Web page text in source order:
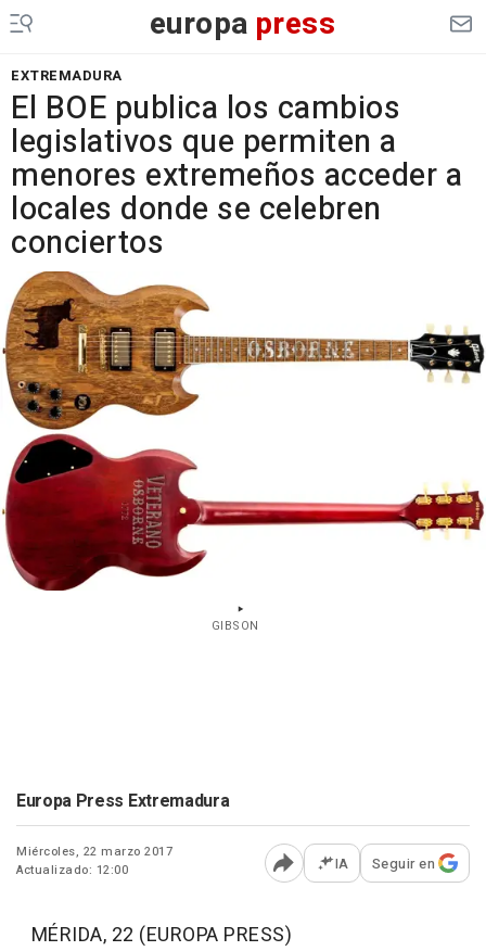
europa press
EXTREMADURA
El BOE publica los cambios
legislativos que permiten a
menores extremeños acceder a
locales donde se celebren
conciertos
GIBSON
Europa Press Extremadura
Miércoles, 22 marzo 2017
Actualizado: 12:00
Abrir opciones para
IA Seguir en
MÉRIDA, 22 (EUROPA PRESS)